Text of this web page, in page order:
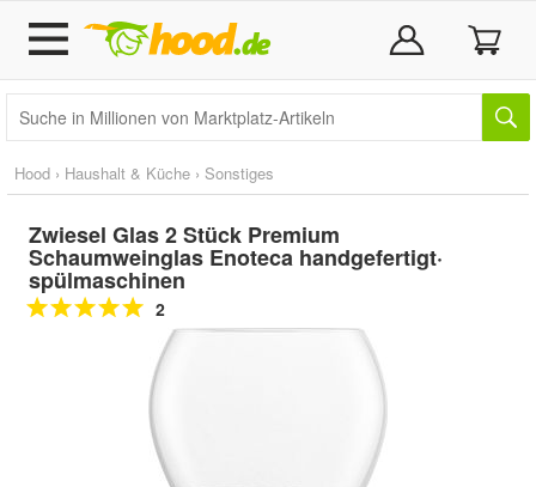
Hood › Haushalt & Küche › Sonstiges
Zwiesel Glas 2 Stück Premium
Schaumweinglas Enoteca handgefertigt·
spülmaschinen
2